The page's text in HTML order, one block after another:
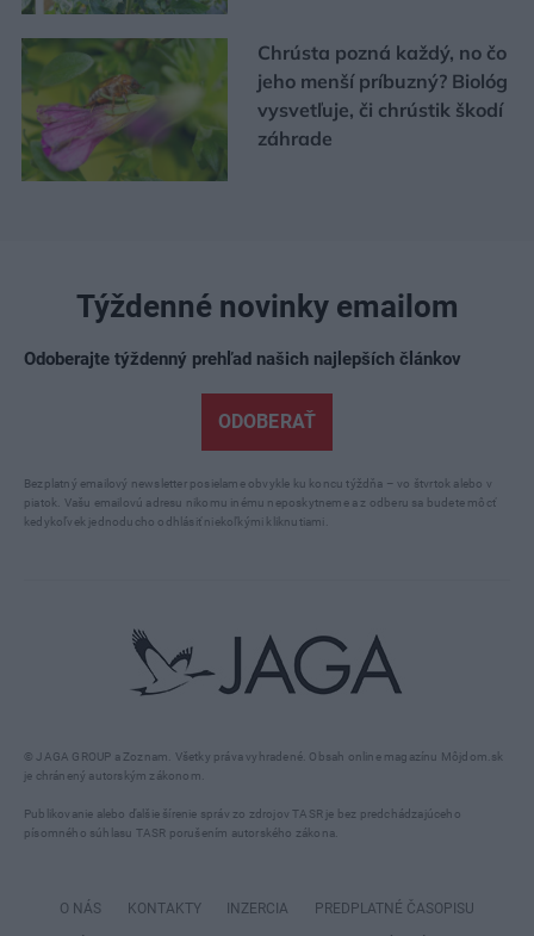
Chrústa pozná každý, no čo
jeho menší príbuzný? Biológ
vysvetľuje, či chrústik škodí
záhrade
© JAGA GROUP a Zoznam. Všetky práva vyhradené. Obsah online magazínu Môjdom.sk
je chránený autorským zákonom.
Publikovanie alebo ďalšie šírenie správ zo zdrojov TASR je bez predchádzajúceho
písomného súhlasu TASR porušením autorského zákona.
Týždenné novinky emailom
Odoberajte týždenný prehľad našich najlepších článkov
ODOBERAŤ
Bezplatný emailový newsletter posielame obvykle ku koncu týždňa – vo štvrtok alebo v
piatok. Vašu emailovú adresu nikomu inému neposkytneme a z odberu sa budete môcť
kedykoľvek jednoducho odhlásiť niekoľkými kliknutiami.
O NÁS KONTAKTY INZERCIA PREDPLATNÉ ČASOPISU